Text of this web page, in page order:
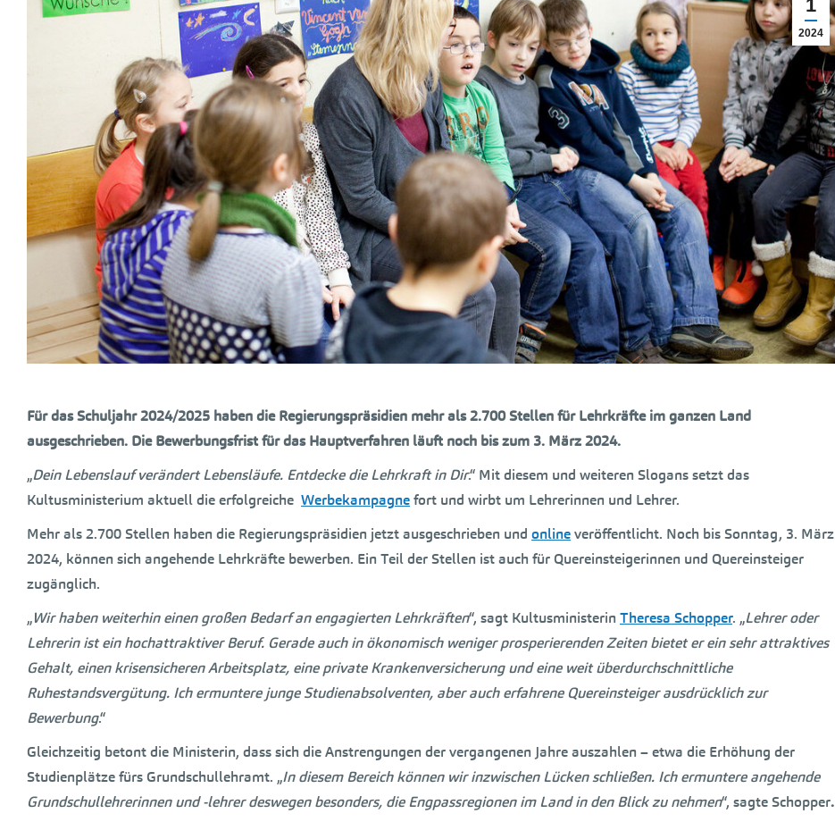
1
2024
Für das Schuljahr 2024/2025 haben die Regierungspräsidien mehr als 2.700 Stellen für Lehrkräfte im ganzen Land
ausgeschrieben. Die Bewerbungsfrist für das Hauptverfahren läuft noch bis zum 3. März 2024.
„Dein Lebenslauf verändert Lebensläufe. Entdecke die Lehrkraft in Dir.“ Mit diesem und weiteren Slogans setzt das
Kultusministerium aktuell die erfolgreiche Werbekampagnefort und wirbt um Lehrerinnen und Lehrer.
Mehr als 2.700 Stellen haben die Regierungspräsidien jetzt ausgeschrieben und onlineveröffentlicht. Noch bis Sonntag, 3. März
2024, können sich angehende Lehrkräfte bewerben. Ein Teil der Stellen ist auch für Quereinsteigerinnen und Quereinsteiger
zugänglich.
„Wir haben weiterhin einen großen Bedarf an engagierten Lehrkräften“, sagt Kultusministerin Theresa Schopper. „Lehrer oder
Lehrerin ist ein hochattraktiver Beruf. Gerade auch in ökonomisch weniger prosperierenden Zeiten bietet er ein sehr attraktives
Gehalt, einen krisensicheren Arbeitsplatz, eine private Krankenversicherung und eine weit überdurchschnittliche
Ruhestandsvergütung. Ich ermuntere junge Studienabsolventen, aber auch erfahrene Quereinsteiger ausdrücklich zur
Bewerbung.“
Gleichzeitig betont die Ministerin, dass sich die Anstrengungen der vergangenen Jahre auszahlen – etwa die Erhöhung der
Studienplätze fürs Grundschullehramt. „In diesem Bereich können wir inzwischen Lücken schließen. Ich ermuntere angehende
Grundschullehrerinnen und -lehrer deswegen besonders, die Engpassregionen im Land in den Blick zu nehmen“, sagte Schopper.